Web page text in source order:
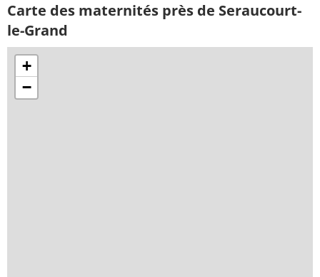
Carte des maternités près de Seraucourt-
le-Grand
+
−